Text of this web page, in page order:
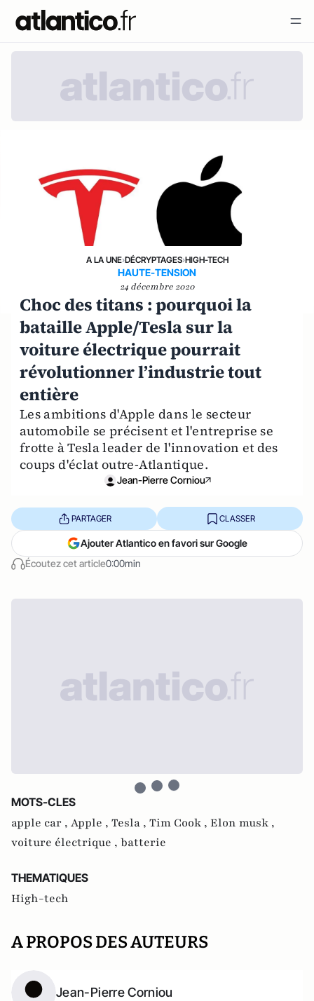
A LA UNE›DÉCRYPTAGES›HIGH-TECH
HAUTE-TENSION
24 décembre 2020
Choc des titans : pourquoi la
bataille Apple/Tesla sur la
voiture électrique pourrait
révolutionner l’industrie tout
entière
Les ambitions d'Apple dans le secteur
automobile se précisent et l'entreprise se
frotte à Tesla leader de l'innovation et des
coups d'éclat outre-Atlantique.
Jean-Pierre Corniou
Écoutez cet article0:00min
PARTAGER CLASSER
Ajouter Atlantico en favori sur Google
MOTS-CLES
apple car , Apple , Tesla , Tim Cook , Elon musk ,
voiture électrique , batterie
THEMATIQUES
High-tech
A PROPOS DES AUTEURS
Jean-Pierre Corniou